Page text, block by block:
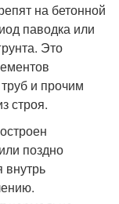
на бетонной
паводка или
Это
и прочим
строя.
поздно
внутрь